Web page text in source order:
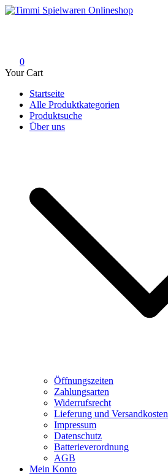
Skip
0
Your Cart
Startseite
Alle Produktkategorien
Produktsuche
Über uns
Öffnungszeiten
Zahlungsarten
Widerrufsrecht
Lieferung und Versandkosten
Impressum
Datenschutz
Batterieverordnung
AGB
Mein Konto